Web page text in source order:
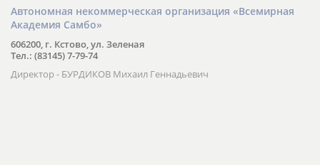
Автономная некоммерческая организация «Всемирная
Академия Самбо»
606200, г. Кстово, ул. Зеленая
Тел.: (83145) 7-79-74
Директор - БУРДИКОВ Михаил Геннадьевич